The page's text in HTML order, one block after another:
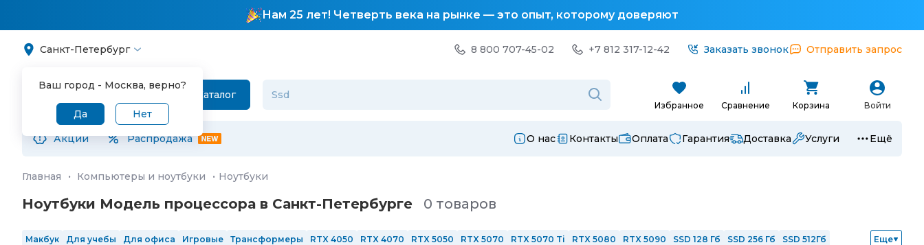
Нам 25 лет! Четверть века на рынке — это опыт, которому доверяют
Санкт-Петербург
Ваш город - Москва, верно?
Да Нет
8 800 707-45-02 +7 812 317-12-42 Заказать звонок Отправить запрос
Каталог
Избранное Сравнение Корзина Войти
Акции Распродажа О нас Контакты Оплата Гарантия Доставка Услуги Ещё
Главная · Компьютеры и ноутбуки · Ноутбуки
Ноутбуки Модель процессора в Санкт-Петербургe 0 товаров
Макбук Для учебы Для офиса Игровые Трансформеры RTX 4050 RTX 4070 RTX 5050 RTX 5070 RTX 5070 Ti RTX 5080 RTX 5090 SSD 128 Гб SSD 256 Гб
SSD 512Гб
Еще